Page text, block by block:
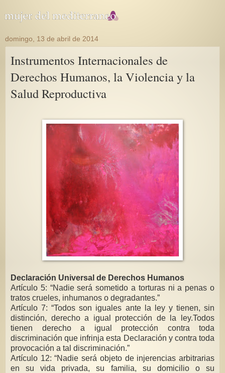
domingo, 13 de abril de 2014
Instrumentos Internacionales de
Derechos Humanos, la Violencia y la
Salud Reproductiva
Declaración Universal de Derechos Humanos
Artículo 5: “Nadie será sometido a torturas ni a penas o
tratos crueles, inhumanos o degradantes.”
Artículo 7: “Todos son iguales ante la ley y tienen, sin
distinción, derecho a igual protección de la ley.Todos
tienen derecho a igual protección contra toda
discriminación que infrinja esta Declaración y contra toda
provocación a tal discriminación.”
Artículo 12: “Nadie será objeto de injerencias arbitrarias
en su vida privada, su familia, su domicilio o su